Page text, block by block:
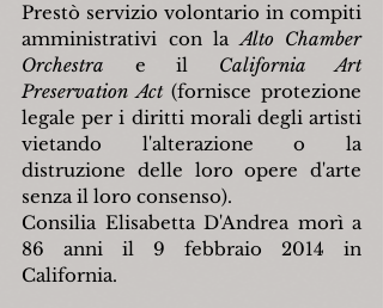
Prestò servizio volontario in compiti
amministrativi con la Alto Chamber
Orchestra e il California Art
Preservation Act (fornisce protezione
legale per i diritti morali degli artisti
vietando l'alterazione o la
distruzione delle loro opere d'arte
senza il loro consenso).
Consilia Elisabetta D'Andrea morì a
86 anni il 9 febbraio 2014 in
California.